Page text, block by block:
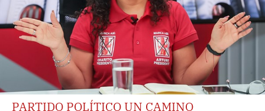
PARTIDO POLÍTICO UN CAMINO